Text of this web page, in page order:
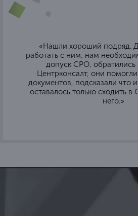
«Нашли хороший подряд.
работать с ним, нам
допуск СРО,
Центрконсалт, они
документов, подсказали что
оставалось только сходить в
него.»